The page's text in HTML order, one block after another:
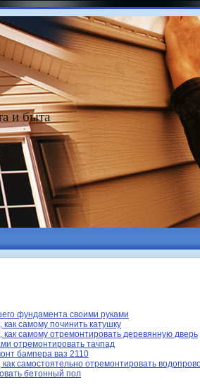
и быта
фундамента своими руками
как самому починить катушку
как самому отремонтировать деревянную дверь
отремонтировать тачпад
бампера ваз 2110
как самостоятельно отремонтировать
бетонный пол